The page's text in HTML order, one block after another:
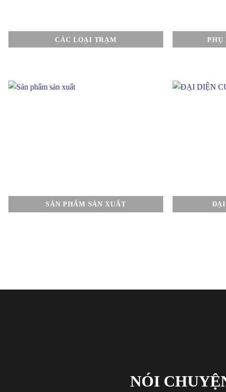
CÁC LOẠI TRẠM PHỤ
SẢN PHẨM SẢN XUẤT ĐẠI
NÓI